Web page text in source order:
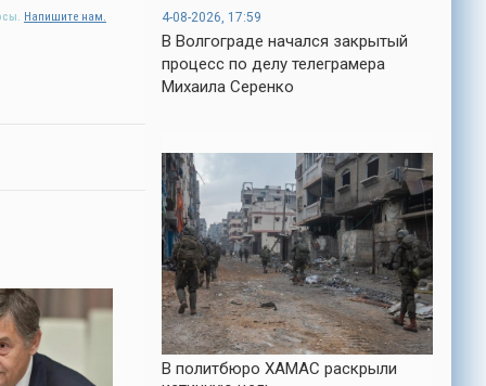
Напишите нам. 4-08-2026, 17:59
В Волгограде начался закрытый
процесс по делу телеграмера
Михаила Серенко
В политбюро ХАМАС раскрыли